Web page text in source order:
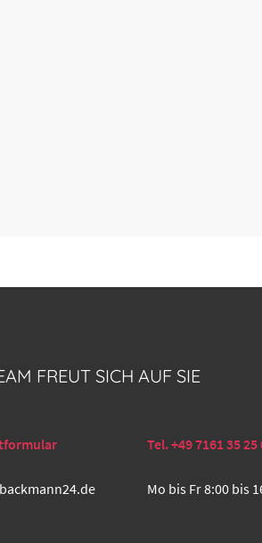
FREUT SICH AUF SIE
Tel. +49 7161 35 25
Mo bis Fr 8:00 bis